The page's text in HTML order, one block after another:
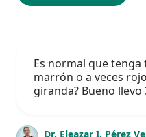
Es normal que
marrón o a veces
giranda? Bueno llevo
Dr. Eleazar I. Pérez